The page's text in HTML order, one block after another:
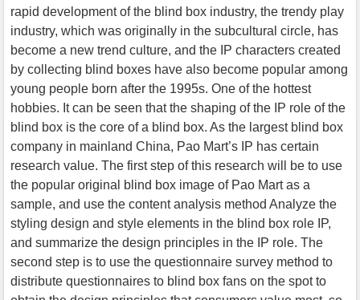
rapid development of the blind box industry, the trendy play
industry, which was originally in the subcultural circle, has
become a new trend culture, and the IP characters created
by collecting blind boxes have also become popular among
young people born after the 1995s. One of the hottest
hobbies. It can be seen that the shaping of the IP role of the
blind box is the core of a blind box. As the largest blind box
company in mainland China, Pao Mart’s IP has certain
research value. The first step of this research will be to use
the popular original blind box image of Pao Mart as a
sample, and use the content analysis method Analyze the
styling design and style elements in the blind box role IP,
and summarize the design principles in the IP role. The
second step is to use the questionnaire survey method to
distribute questionnaires to blind box fans on the spot to